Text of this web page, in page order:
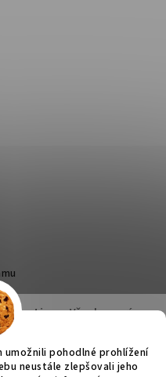
umožnili pohodlné prohlížení
neustále zlepšovali jeho
. Všechna práva